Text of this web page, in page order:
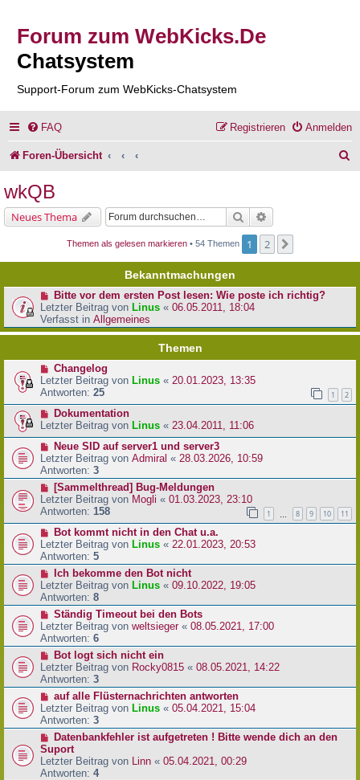
Forum zum WebKicks.De
Chatsystem
Support-Forum zum WebKicks-Chatsystem
FAQ Anmelden
Registrieren
Foren-Übersicht
wkQB
Neues Thema Suche
Themen als gelesen markieren • 54 Themen 1 2
Bekanntmachungen
Bitte vor dem ersten Post lesen: Wie poste ich richtig?
Letzter Beitrag von Linus « 06.05.2011, 18:04
Verfasst in Allgemeines
Themen
Changelog
Letzter Beitrag von Linus « 20.01.2023, 13:35
Antworten: 25 1 2
Dokumentation
Letzter Beitrag von Linus « 23.04.2011, 11:06
Neue SID auf server1 und server3
Letzter Beitrag von Admiral « 28.03.2026, 10:59
Antworten: 3
[Sammelthread] Bug-Meldungen
Letzter Beitrag von Mogli « 01.03.2023, 23:10
Antworten: 158 1 8 9 10 11
Bot kommt nicht in den Chat u.a.
Letzter Beitrag von Linus « 22.01.2023, 20:53
Antworten: 5
Ich bekomme den Bot nicht
Letzter Beitrag von Linus « 09.10.2022, 19:05
Antworten: 8
Ständig Timeout bei den Bots
Letzter Beitrag von weltsieger« 08.05.2021, 17:00
Antworten: 6
Bot logt sich nicht ein
Letzter Beitrag von Rocky0815 « 08.05.2021, 14:22
Antworten: 3
auf alle Flüsternachrichten antworten
Letzter Beitrag von Linus « 05.04.2021, 15:04
Antworten: 3
Datenbankfehler ist aufgetreten ! Bitte wende dich an den
Suport
Letzter Beitrag von
Linn « 05.04.2021, 00:29
Antworten: 4